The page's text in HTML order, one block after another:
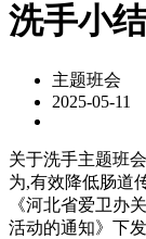
洗手小结
主题班会
2025-05-11
关于洗手主题班
为,有效降低肠道
《河北省爱卫办
活动的通知》下